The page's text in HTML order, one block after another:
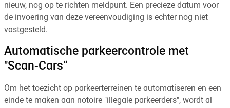
nieuw, nog op te richten meldpunt. Een precieze datum voor
de invoering van deze vereenvoudiging is echter nog niet
vastgesteld.
Automatische parkeercontrole met
"Scan-Cars“
Om het toezicht op parkeerterreinen te automatiseren en een
einde te maken aan notoire "illegale parkeerders", wordt al